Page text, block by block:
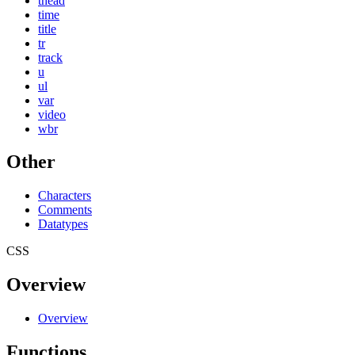
time
title
tr
track
u
ul
var
video
wbr
Other
Characters
Comments
Datatypes
CSS
Overview
Overview